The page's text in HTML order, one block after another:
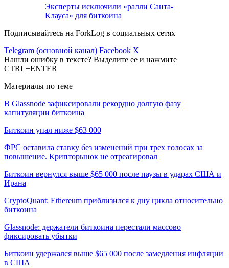
Эксперты исключили «ралли Санта-
Клауса» для биткоина
Подписывайтесь на ForkLog в социальных сетях
Telegram (основной канал) Facebook X
Нашли ошибку в тексте? Выделите ее и нажмите
CTRL+ENTER
Материалы по теме
В Glassnode зафиксировали рекордно долгую фазу
капитуляции биткоина
Биткоин упал ниже $63 000
ФРС оставила ставку без изменений при трех голосах за
повышение. Крипторынок не отреагировал
Биткоин вернулся выше $65 000 после паузы в ударах США и
Ирана
CryptoQuant: Ethereum приблизился к дну цикла относительно
биткоина
Glassnode: держатели биткоина перестали массово
фиксировать убытки
Биткоин удержался выше $65 000 после замедления инфляции
в США